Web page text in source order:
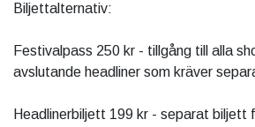
Biljettalternativ:
Festivalpass 250 kr - tillgång till alla
avslutande headliner som kräver
Headlinerbiljett 199 kr - separat biljett